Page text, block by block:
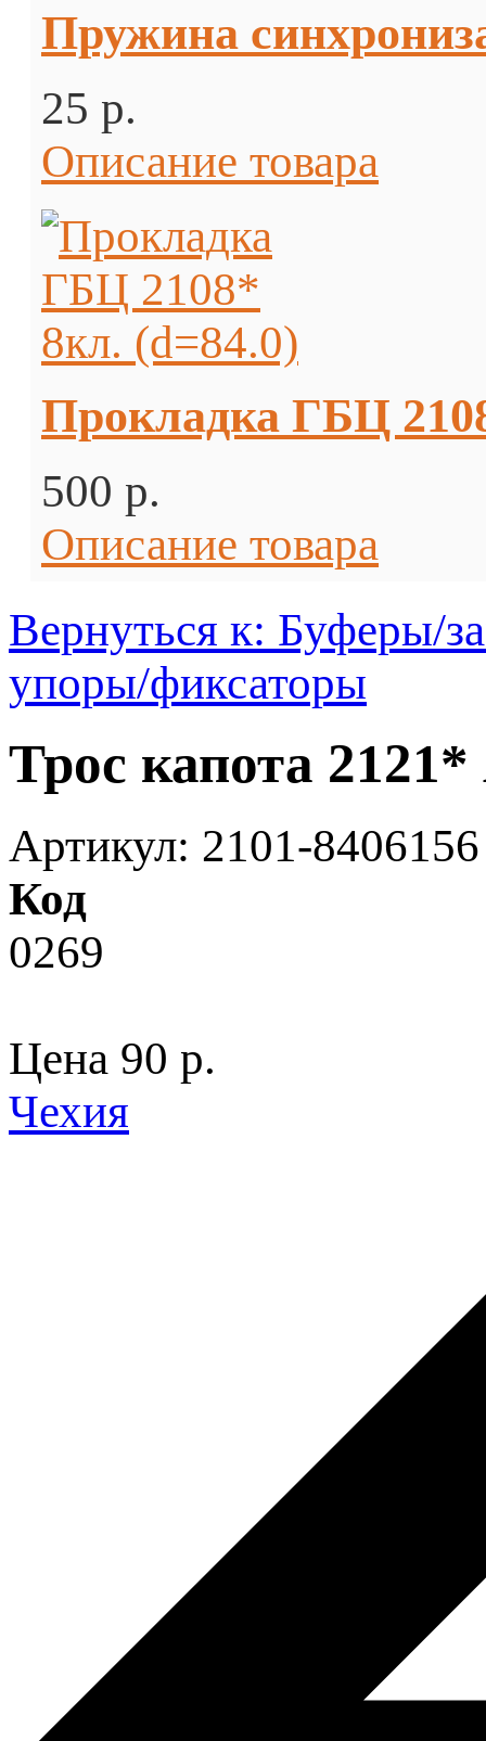
Пружина
25 p.
Описание товара
Прокладка ГБЦ
500 p.
Описание товара
Вернуться к: Буферы/
упоры/фиксаторы
Трос капота
Артикул: 2101-8406156
Код
0269
Цена 90 p.
Чехия